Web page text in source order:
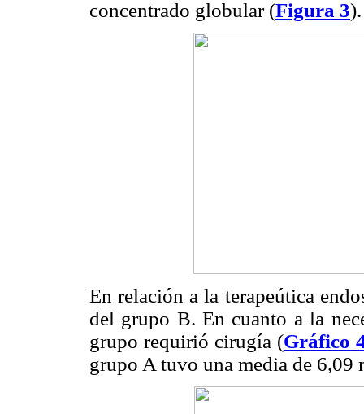
concentrado globular (Figura 3).
En relación a la terapeútica
del grupo B. En cuanto a la
grupo requirió cirugía (Gráfico
grupo A tuvo una media de 6,09